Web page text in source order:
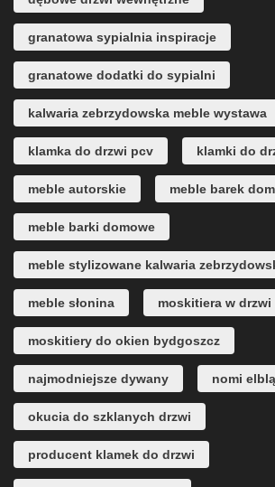
granatowa sypialnia inspiracje
granatowe dodatki do sypialni
kalwaria zebrzydowska meble wystawa
klamka do drzwi pcv klamki do
meble autorskie meble barek
meble barki domowe
meble stylizowane kalwaria
meble słonina moskitiera w
moskitiery do okien bydgoszcz
najmodniejsze dywany nomi
okucia do szklanych drzwi
producent klamek do drzwi